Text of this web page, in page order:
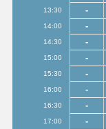
13:30 -
14:00 -
14:30 -
15:00 -
15:30 -
16:00 -
16:30 -
17:00 -